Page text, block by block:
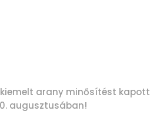
arany minősítést kapott
augusztusában!